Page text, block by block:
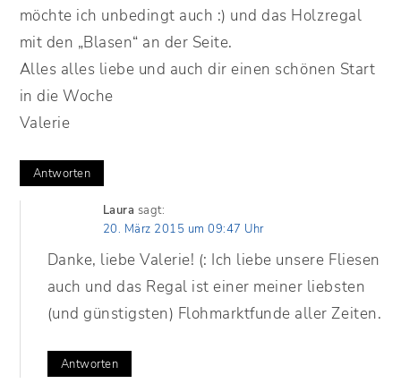
möchte ich unbedingt auch :) und das Holzregal
mit den „Blasen“ an der Seite.
Alles alles liebe und auch dir einen schönen Start
in die Woche
Valerie
Antworten
Laura sagt:
20. März 2015 um 09:47 Uhr
Danke, liebe Valerie! (: Ich liebe unsere Fliesen
auch und das Regal ist einer meiner liebsten
(und günstigsten) Flohmarktfunde aller Zeiten.
Antworten